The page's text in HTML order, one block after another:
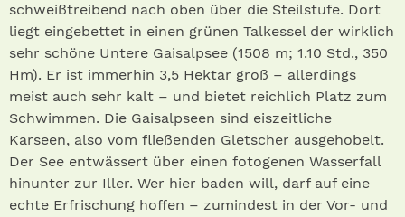
schweißtreibend nach oben über die Steilstufe. Dort
liegt eingebettet in einen grünen Talkessel der wirklich
sehr schöne Untere Gaisalpsee (1508 m; 1.10 Std., 350
Hm). Er ist immerhin 3,5 Hektar groß – allerdings
meist auch sehr kalt – und bietet reichlich Platz zum
Schwimmen. Die Gaisalpseen sind eiszeitliche
Karseen, also vom fließenden Gletscher ausgehobelt.
Der See entwässert über einen fotogenen Wasserfall
hinunter zur Iller. Wer hier baden will, darf auf eine
echte Erfrischung hoffen – zumindest in der Vor- und